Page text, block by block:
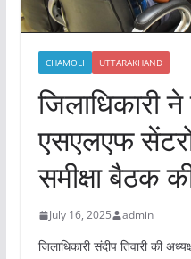
CHAMOLI UTTARAKHAND
जिलाधिकारी
एसएलएफ
समीक्षा बैठक
July 16, 2025 admin
जिलाधिकारी संदीप तिवारी की